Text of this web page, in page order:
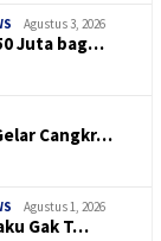
Agustus 3, 2026
Juta bag…
Cangkr…
Agustus 1, 2026
Gak T…